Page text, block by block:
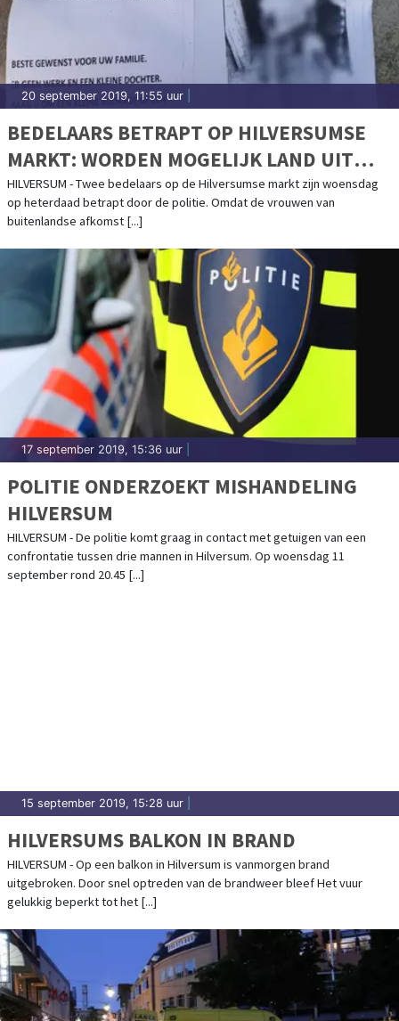
20 september 2019, 11:55 uur
BEDELAARS BETRAPT OP HILVERSUMSE
MARKT: WORDEN MOGELIJK LAND UIT
GEZET
HILVERSUM - Twee bedelaars op de Hilversumse markt zijn woensdag
op heterdaad betrapt door de politie. Omdat de vrouwen van
buitenlandse afkomst [...]
17 september 2019, 15:36 uur
POLITIE ONDERZOEKT MISHANDELING
HILVERSUM
HILVERSUM - De politie komt graag in contact met getuigen van een
confrontatie tussen drie mannen in Hilversum. Op woensdag 11
september rond 20.45 [...]
15 september 2019, 15:28 uur
HILVERSUMS BALKON IN BRAND
HILVERSUM - Op een balkon in Hilversum is vanmorgen brand
uitgebroken. Door snel optreden van de brandweer bleef Het vuur
gelukkig beperkt tot het [...]